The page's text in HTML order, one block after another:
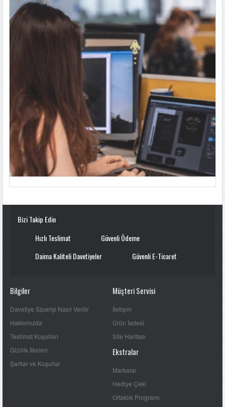
Bizi Takip Edin
Hızlı Teslimat
Güvenli Ödeme
Daima Kaliteli Davetiyeler
Güvenli E-Ticaret
Bilgiler
Davetiye Siparişi Nasıl Verilir
Hakkımızda
Teslimat Koşulları
Gizlilik İlkeleri
Şartlar ve Koşullar
Müşteri Servisi
İletişim
Ürün İadesi
Site Haritası
Ekstralar
Markalar
Hediye Çeki
Ortaklık Programı